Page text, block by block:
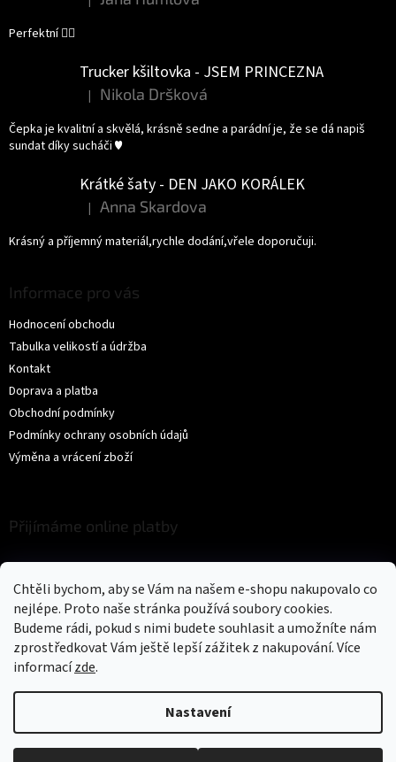
Chtěli bychom, aby se Vám na našem e-shopu nakupovalo co
nejlépe. Proto naše stránka používá soubory cookies.
Budeme rádi, pokud s nimi budete souhlasit a umožníte nám
zprostředkovat Vám ještě lepší zážitek z nakupování.Více
informacízde.
Nastavení
Hodnocení produktu je 5 z 5 hvězdiček.
Perfektní 👌🏻
Trucker kšiltovka - JSEM PRINCEZNA
Hodnocení produktu je 5 z 5 hvězdiček.
| Nikola Dršková
Čepka je kvalitní a skvělá, krásně sedne a parádní je, že se dá napiš
sundat díky sucháči ♥️
Krátké šaty - DEN JAKO KORÁLEK
Hodnocení produktu je 5 z 5 hvězdiček.
| Anna Skardova
Krásný a příjemný materiál,rychle dodání,vřele doporučuji.
Informace pro vás
Hodnocení obchodu
Tabulka velikostí a údržba
Kontakt
Doprava a platba
Obchodní podmínky
Podmínky ochrany osobních údajů
Výměna a vrácení zboží
Přijímáme online platby
Vytvořil Shoptet
. Všechna práva vyhrazena.
cookies